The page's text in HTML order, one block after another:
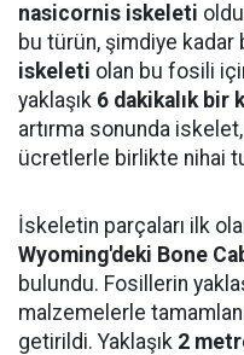
nasicornis iskeleti
bu türün, şimdiye kadar
iskeleti olan bu fosili
yaklaşık 6 dakikalık bir
artırma sonunda iskelet,
ücretlerle birlikte nihai
İskeletin parçaları ilk
Wyoming'deki Bone
bulundu. Fosillerin
malzemelerle
getirildi. Yaklaşık 2